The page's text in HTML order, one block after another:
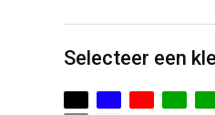
Selecteer een